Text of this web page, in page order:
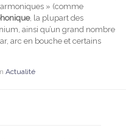
» (comme
, la plupart des
ainsi qu’un grand nombre
arc en bouche et certains
Actualité